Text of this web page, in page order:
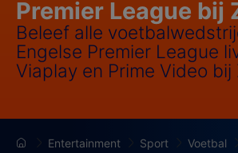
Premier League bij
Beleef alle
Engelse Premier League
Viaplay en Prime Video bij
Entertainment Sport Voetbal